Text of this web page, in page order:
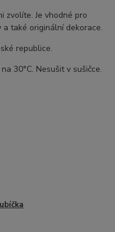
zvolíte. Je vhodné pro
a také originální dekorace.
republice.
30°C. Nesušit v sušičce.